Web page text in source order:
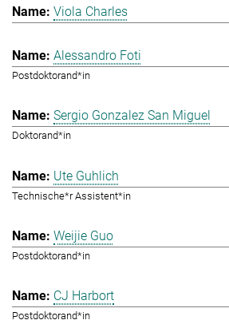
Viola Charles
Alessandro Foti
Postdoktorand*in
Sergio Gonzalez San Miguel
Doktorand*in
Ute Guhlich
Technische*r Assistent*in
Weijie Guo
Postdoktorand*in
CJ Harbort
Postdoktorand*in